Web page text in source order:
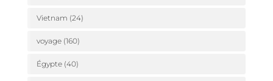
Vietnam (24)
voyage(160)
Égypte(40)